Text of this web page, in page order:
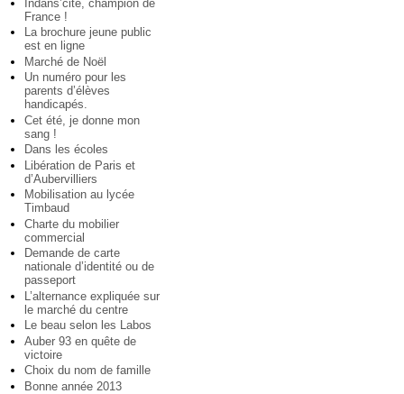
Indans’cité, champion de
France !
La brochure jeune public
est en ligne
Marché de Noël
Un numéro pour les
parents d’élèves
handicapés.
Cet été, je donne mon
sang !
Dans les écoles
Libération de Paris et
d’Aubervilliers
Mobilisation au lycée
Timbaud
Charte du mobilier
commercial
Demande de carte
nationale d’identité ou de
passeport
L’alternance expliquée sur
le marché du centre
Le beau selon les Labos
Auber 93 en quête de
victoire
Choix du nom de famille
Bonne année 2013